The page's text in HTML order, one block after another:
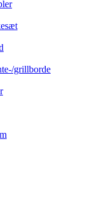
grillborde